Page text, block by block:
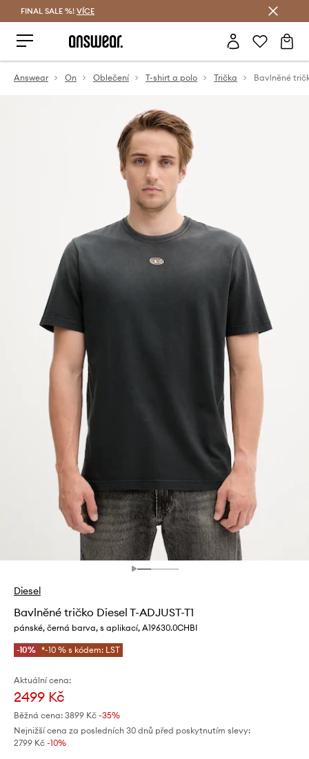
FINAL SALE %! VÍCE
Answear On Oblečení T-shirt a polo Trička
Diesel
Bavlněné tričko Diesel T-ADJUST-T1
pánské, černá barva, s aplikací, A19630.0CHBI
-10% *-10 % s kódem: LST
Aktuální cena:
2499 Kč
Běžná cena: 3899 Kč -35%
Nejnižší cena za posledních 30 dnů před poskytnutím slevy:
2799 Kč -10%